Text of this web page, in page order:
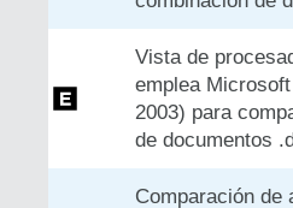
Vista de
emplea
2003) para
de documentos
Comparación de